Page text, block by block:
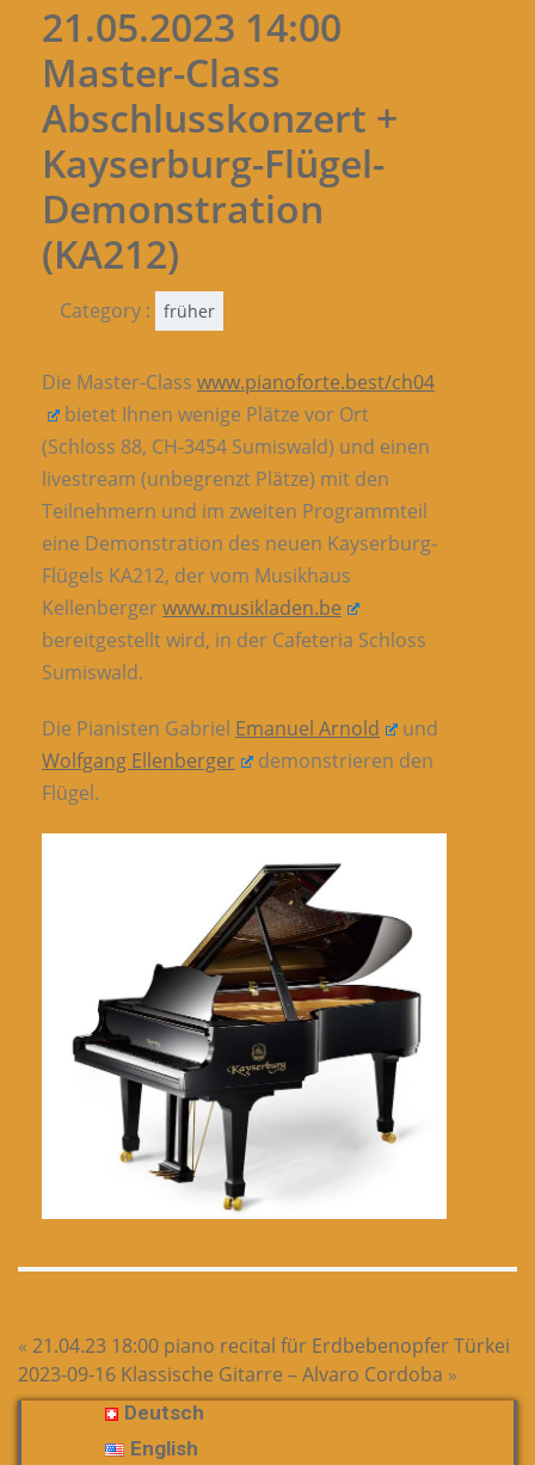
21.05.2023 14:00
Master-Class
Abschlusskonzert +
Kayserburg-Flügel-
Demonstration
(KA212)
Category : früher
Die Master-Class www.pianoforte.best/ch04
bietet Ihnen wenige Plätze vor Ort
(Schloss 88, CH-3454 Sumiswald) und einen
livestream (unbegrenzt Plätze) mit den
Teilnehmern und im zweiten Programmteil
eine Demonstration des neuen Kayserburg-
Flügels KA212, der vom Musikhaus
Kellenbergerwww.musikladen.be
bereitgestellt wird, in der Cafeteria Schloss
Sumiswald.
Die Pianisten Gabriel Emanuel Arnold
und
Wolfgang Ellenberger
demonstrieren den
Flügel.
« 21.04.23 18:00 piano recital für Erdbebenopfer Türkei
2023-09-16 Klassische Gitarre – Alvaro Cordoba »
Deutsch
English